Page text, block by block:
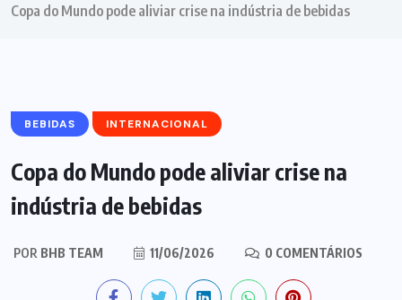
Copa do Mundo pode aliviar crise na indústria de bebidas
BEBIDAS INTERNACIONAL
Copa do Mundo pode aliviar crise na
indústria de bebidas
POR BHB TEAM 11/06/2026 0 COMENTÁRIOS